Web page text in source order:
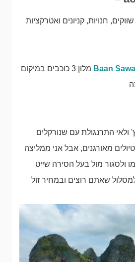
חנויות, קניונים ואטרקציות
Baan
מלון 3 כוכבים במיקום
ולאי התרנגולת עם שנורקלים
מאורגנים, אבל אני ממליצה
ולסגור מול בעל הסירה שייט
שאתם רוצים ובמחיר זול